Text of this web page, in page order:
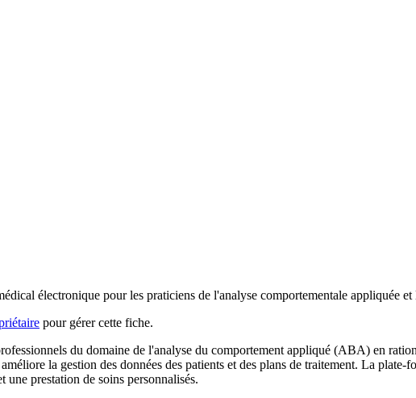
électronique pour les praticiens de l'analyse comportementale appliquée et
pour gérer cette fiche.
du domaine de l'analyse du comportement appliqué (ABA) en
la gestion des données des patients et des plans de traitement. La
une prestation de soins personnalisés.